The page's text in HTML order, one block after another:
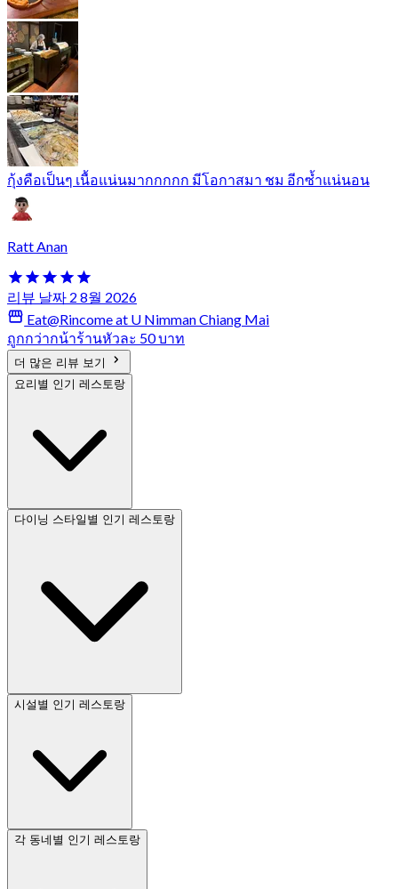
กุ้งคือเป็นๆ เนื้อแน่นมากกกกก มีโอกาสมา ชม อีกซ้ำแน่นอน
Ratt Anan
리뷰 날짜 2 8월 2026
Eat@Rincome at U Nimman Chiang Mai
ถูกกว่ากน้าร้านหัวละ 50 บาท
더 많은 리뷰 보기
요리별 인기 레스토랑
다이닝 스타일별 인기 레스토랑
시설별 인기 레스토랑
각 동네별 인기 레스토랑